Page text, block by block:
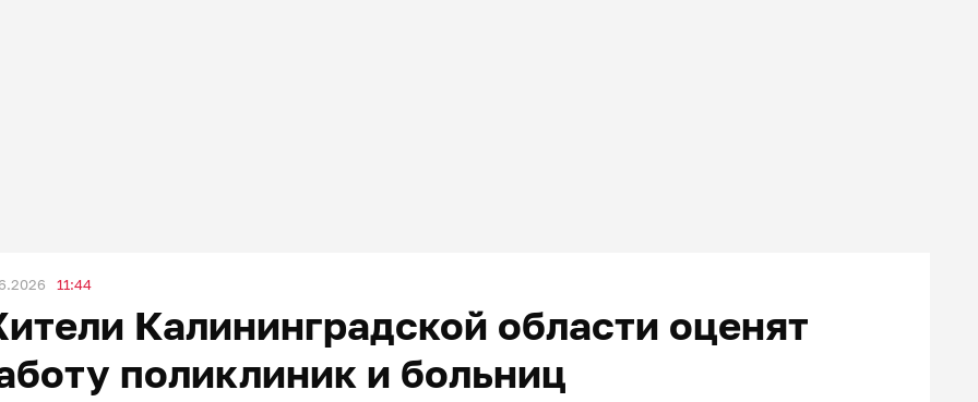
11:44
Калининградской области оценят
поликлиник и больниц